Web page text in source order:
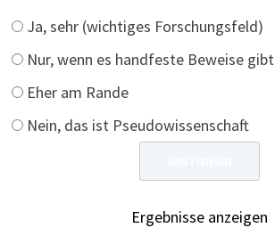
Ja, sehr (wichtiges Forschungsfeld)
Nur, wenn es handfeste Beweise gibt
Eher am Rande
Nein, das ist Pseudowissenschaft
Ergebnisse anzeigen